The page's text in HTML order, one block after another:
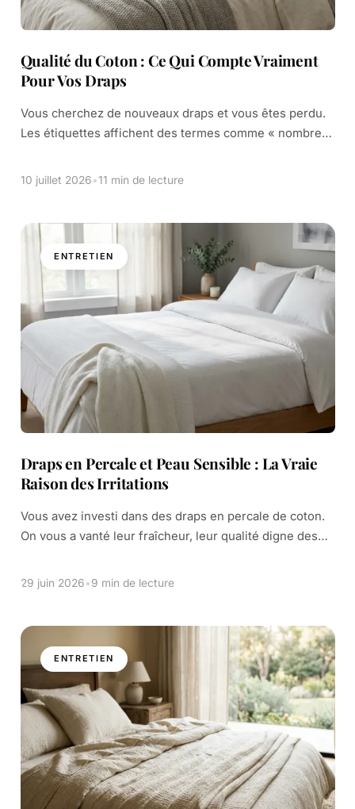
Qualité du Coton : Ce Qui Compte Vraiment
Pour Vos Draps
Vous cherchez de nouveaux draps et vous êtes perdu.
Les étiquettes affichent des termes comme « nombre
un langage complexe. Pendant des années, le […]
10 juillet 2026•11 min de lecture
ENTRETIEN
Draps en Percale et Peau Sensible : La Vraie
Raison des Irritations
Vous avez investi dans des draps en percale de coton.
On vous a vanté leur fraîcheur, leur qualité digne des
de […]
29 juin 2026•9 min de lecture
ENTRETIEN